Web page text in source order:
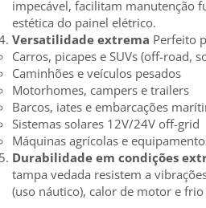
impecável, facilitam manutenção
estética do painel elétrico.
Versatilidade extrema Perfeito
Carros, picapes e SUVs (off-road,
Caminhões e veículos pesados
Motorhomes, campers e trailers
Barcos, iates e embarcações
Sistemas solares 12V/24V off-grid
Máquinas agrícolas e
Durabilidade em condições
tampa vedada resistem a
(uso náutico), calor de motor e